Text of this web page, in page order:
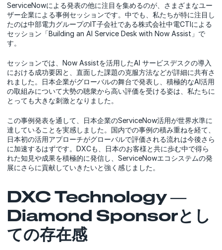
ServiceNowによる発表の他に注目を集めるのが、さまざまなユー
ザー企業による事例セッションです。中でも、私たちが特に注目し
たのは中部電力グループのIT子会社である株式会社中電CTIによる
セッション「Building an AI Service Desk with Now Assist」で
す。
セッションでは、Now Assistを活用したAI サービスデスクの導入
における成功要因と、直面した課題の克服方法などが詳細に共有さ
れました。日本企業がグローバルの舞台で発表し、積極的なAI活用
の取組みについて大勢の聴衆から高い評価を受ける姿は、私たちに
とっても大きな刺激となりました。
この事例発表を通して、日本企業のServiceNow活用が世界水準に
達していることを実感しました。国内での事例の積み重ねを経て、
日本初の活用アプローチがグローバルで評価される流れは今後さら
に加速するはずです。DXCも、日本のお客様と共に歩む中で得ら
れた知見や成果を積極的に発信し、ServiceNowエコシステムの発
展にさらに貢献していきたいと強く感じました。
DXC Technology ―
Diamond Sponsorとし
ての存在感